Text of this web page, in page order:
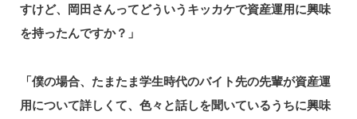
すけど、岡田さんってどういうキッカケで資産運用に興味
を持ったんですか？」
「僕の場合、たまたま学生時代のバイト先の先輩が資産運
用について詳しくて、色々と話しを聞いているうちに興味